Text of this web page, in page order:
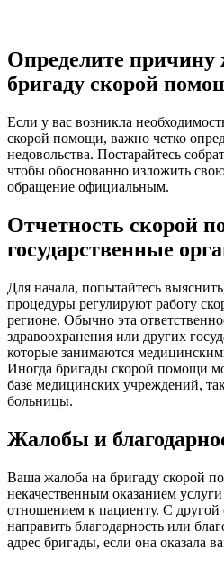
Определите причину
бригаду скорой
Если у вас возникла
скорой помощи, важно четко
недовольства. Постарайтесь
чтобы обоснованно изложить
обращение официальным.
Отчетность скорой
государственные
Для начала, попытайтесь
процедуры регулируют работу
регионе. Обычно эта
здравоохранения или других
которые занимаются
Иногда бригады скорой помощи
базе медицинских учреждений,
больницы.
Жалобы и
Ваша жалоба на бригаду скорой
некачественным оказанием
отношением к пациенту. С
направить благодарность или
адрес бригады, если она оказала